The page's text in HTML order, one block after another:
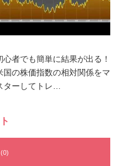
心者でも簡単に結果が出る！
国の株価指数の相対関係をマ
ターしてトレ…